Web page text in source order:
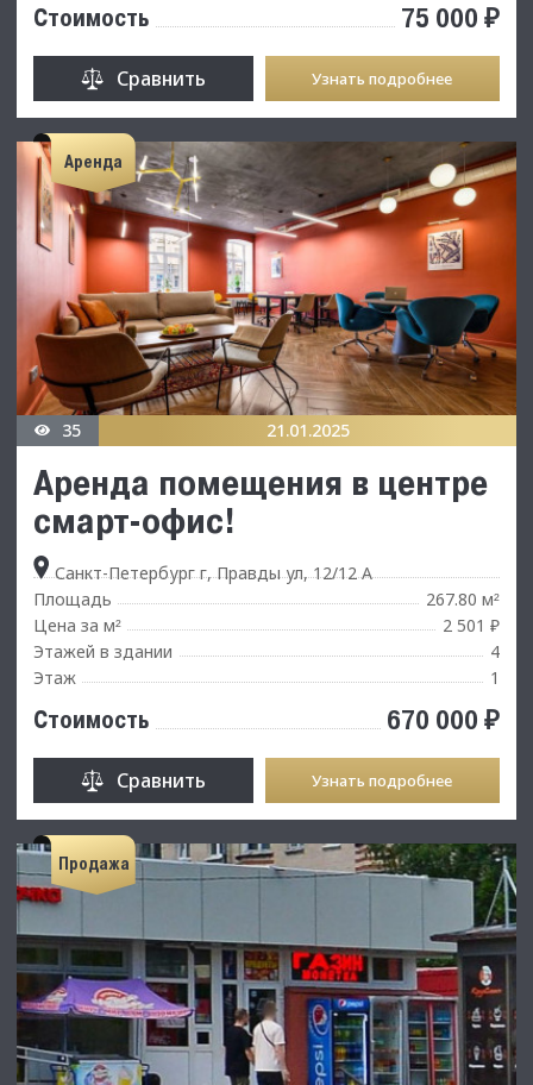
Стоимость 75 000 ₽
Сравнить Узнать подробнее
Аренда
35 21.01.2025
Аренда помещения в центре
смарт-офис!
Санкт-Петербург г, Правды ул, 12/12 А
Площадь
267.80 м²
Цена за м²
2 501 ₽
Этажей в здании
4
Этаж
1
Стоимость 670 000 ₽
Сравнить Узнать подробнее
Продажа